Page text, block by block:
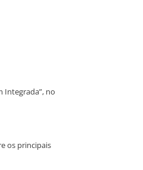
Integrada”, no
os principais